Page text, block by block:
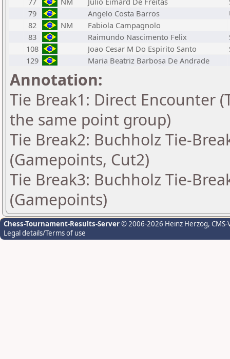
79
Angelo Costa Barros
82
NM
Fabiola Campagnolo
83
Raimundo Nascimento Felix
108
Joao Cesar M Do Espirito Santo
129
Maria Beatriz Barbosa De Andrade
Annotation:
Tie Break1: Direct Encounter
the same point group)
Tie Break2: Buchholz Tie-
(Gamepoints, Cut2)
Tie Break3: Buchholz Tie-
(Gamepoints)
Chess-Tournament-Results-Server© 2006-2026 Heinz Herzog,
Legal details/Terms of use